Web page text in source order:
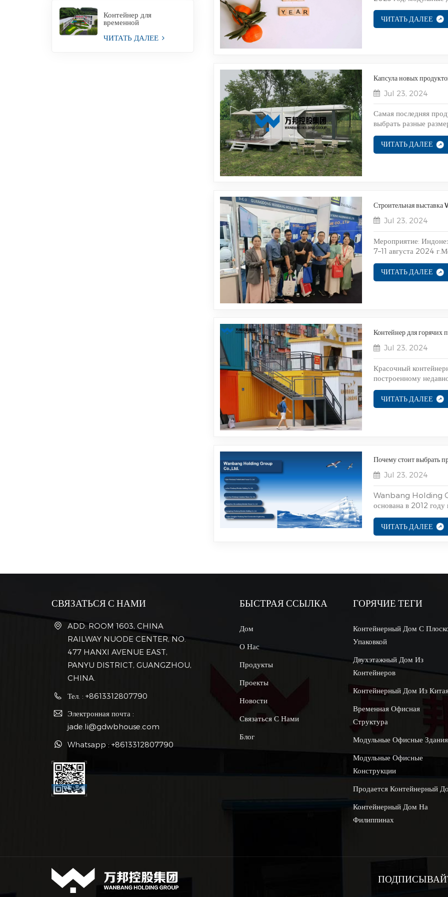
Контейнер для
временной
для офиса
ЧИТАТЬ ДАЛЕЕ
ЧИТАТЬ ДАЛЕЕ
Капсула новых
Jul 23, 2024
Самая последняя
выбрать разные
ЧИТАТЬ ДАЛЕЕ
Строительная
Jul 23, 2024
Мероприятие:
7–11 августа 2024
августа, на этот
капсулы, многие
ЧИТАТЬ ДАЛЕЕ
Контейнер для
Jul 23, 2024
Красочный
построенному
ЧИТАТЬ ДАЛЕЕ
Почему стоит выбрать
Jul 23, 2024
Wanbang Holding
основана в 2012
Это комплексное
маркетинг и
ЧИТАТЬ ДАЛЕЕ
СВЯЗАТЬСЯ С НАМИ
ADD: ROOM 1603, CHINA
RAILWAY NUODE CENTER, NO.
477 HANXI AVENUE EAST,
PANYU DISTRICT, GUANGZHOU,
CHINA.
Тел. : +8613312807790
Электронная почта :
jade.li@gdwbhouse.com
Whatsapp : +8613312807790
БЫСТРАЯ ССЫЛКА
Дом
О Нас
Продукты
Проекты
Новости
Связаться С Нами
Блог
ГОРЯЧИЕ ТЕГИ
Контейнерный Дом С
Упаковкой
Двухэтажный Дом Из
Контейнеров
Контейнерный Дом Из
Временная Офисная
Структура
Модульные Офисные Здания
Модульные Офисные
Конструкции
Продается Контейнерный
Контейнерный Дом На
Филиппинах